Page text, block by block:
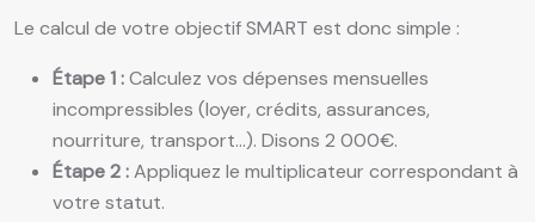
Le calcul de votre objectif SMART est donc simple :
Étape 1 :Calculez vos dépenses mensuelles
incompressibles (loyer, crédits, assurances,
nourriture, transport…). Disons 2 000€.
Étape 2 :Appliquez le multiplicateur correspondant à
votre statut.